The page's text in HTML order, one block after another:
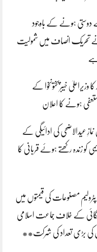
ہونے کے باوجود
تحریک انصاف میں شمولیت
وزیراعلیٰ خیبرپختونخوا کے
ہونے کا اعلان
نمازِ عیدالاضحی کی ادائیگی کے
کو زندہ رکھتے ہوئے قربانی کا
مصنوعات کی قیمتوں میں
کے خلاف جماعت اسلامی
کی بڑی تعداد کی شرکت**